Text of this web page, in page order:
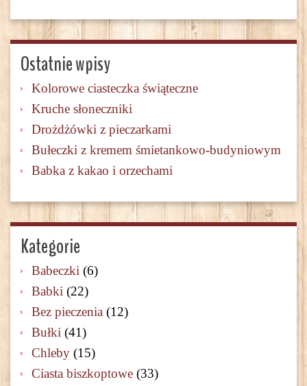
Ostatnie wpisy
Kolorowe ciasteczka świąteczne
Kruche słoneczniki
Drożdżówki z pieczarkami
Bułeczki z kremem śmietankowo-budyniowym
Babka z kakao i orzechami
Kategorie
Babeczki (6)
Babki (22)
Bez pieczenia (12)
Bułki (41)
Chleby (15)
Ciasta biszkoptowe (33)